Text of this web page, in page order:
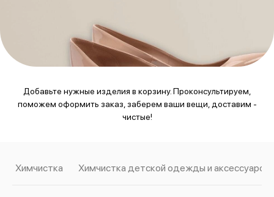
Добавьте нужные изделия в корзину. Проконсультируем,
поможем оформить заказ, заберем ваши вещи, доставим -
чистые!
Химчистка Химчистка детской одежды и аксессуаров